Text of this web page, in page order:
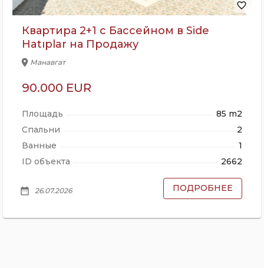
favorite_border
Квартира 2+1 с Бассейном в Side
Hatıplar на Продажу
location_on Манавгат
90.000 EUR
Площадь
85 m2
Спальни
2
Ванные
1
ID объекта
2662
date_range 26.07.2026 ПОДРОБНЕЕ